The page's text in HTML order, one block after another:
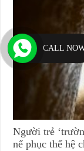
Người trẻ
nể phục thế hệ
CALL